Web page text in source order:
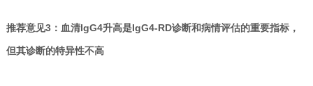
推荐意见3：血清IgG4升高是IgG4-RD诊断和病情评估的重要指标，
但其诊断的特异性不高